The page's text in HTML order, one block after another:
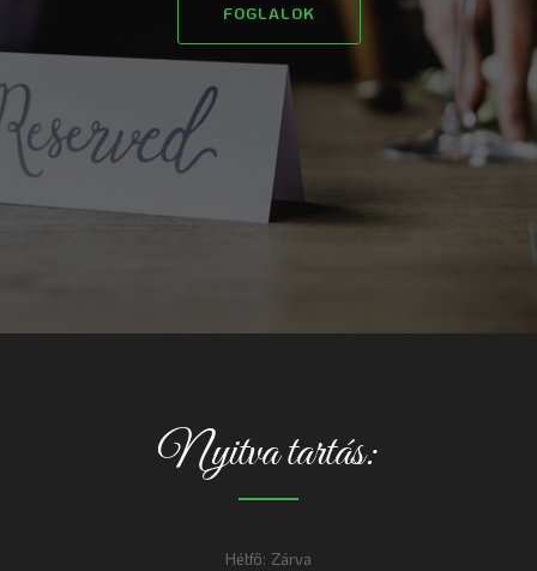
FOGLALOK
Nyitva tartás:
Hétfő: Zárva